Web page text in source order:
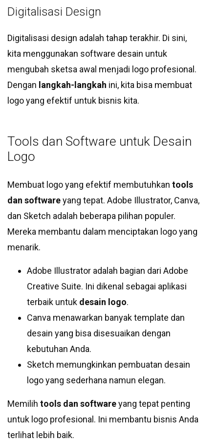
Digitalisasi Design
Digitalisasi design adalah tahap terakhir. Di sini,
kita menggunakan software desain untuk
mengubah sketsa awal menjadi logo profesional.
Dengan langkah-langkah ini, kita bisa membuat
logo yang efektif untuk bisnis kita.
Tools dan Software untuk Desain
Logo
Membuat logo yang efektif membutuhkan tools
dan softwareyang tepat. Adobe Illustrator, Canva,
dan Sketch adalah beberapa pilihan populer.
Mereka membantu dalam menciptakan logo yang
menarik.
Adobe Illustrator adalah bagian dari Adobe
Creative Suite. Ini dikenal sebagai aplikasi
terbaik untuk desain logo.
Canva menawarkan banyak template dan
desain yang bisa disesuaikan dengan
kebutuhan Anda.
Sketch memungkinkan pembuatan desain
logo yang sederhana namun elegan.
Memilih tools dan softwareyang tepat penting
untuk logo profesional. Ini membantu bisnis Anda
terlihat lebih baik.